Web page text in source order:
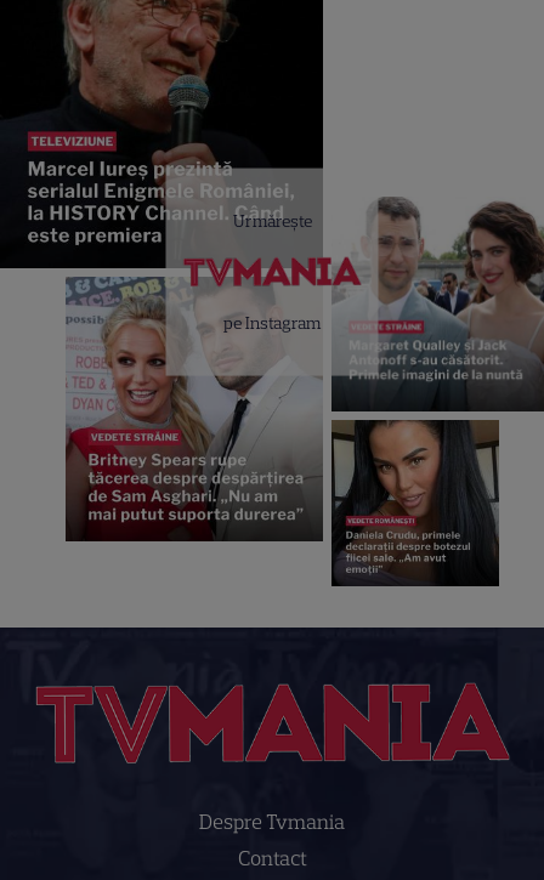
Urmărește
pe Instagram
Despre Tvmania
Contact